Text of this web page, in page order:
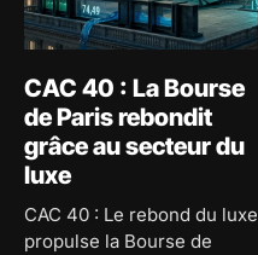
CAC 40 : La Bourse
de Paris rebondit
grâce au secteur du
luxe
CAC 40 : Le rebond du luxe
propulse la Bourse de